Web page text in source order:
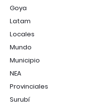
Goya
Latam
Locales
Mundo
Municipio
NEA
Provinciales
Surubí